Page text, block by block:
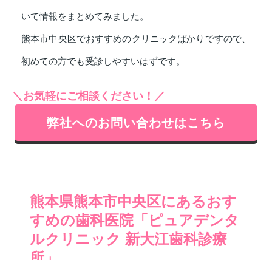
いて情報をまとめてみました。
熊本市中央区でおすすめのクリニックばかりですので、
初めての方でも受診しやすいはずです。
＼お気軽にご相談ください！／
弊社へのお問い合わせはこちら
熊本県熊本市中央区にあるおす
すめの歯科医院「ピュアデンタ
ルクリニック 新大江歯科診療